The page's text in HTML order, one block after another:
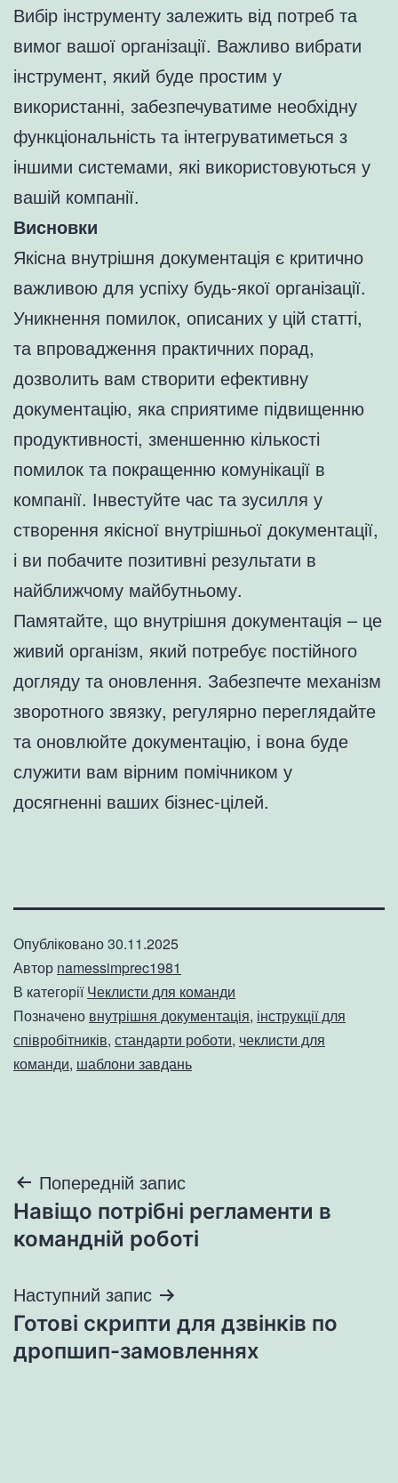
Вибір інструменту залежить від потреб та
вимог вашої організації. Важливо вибрати
інструмент, який буде простим у
використанні, забезпечуватиме необхідну
функціональність та інтегруватиметься з
іншими системами, які використовуються у
вашій компанії.
Висновки
Якісна внутрішня документація є критично
важливою для успіху будь-якої організації.
Уникнення помилок, описаних у цій статті,
та впровадження практичних порад,
дозволить вам створити ефективну
документацію, яка сприятиме підвищенню
продуктивності, зменшенню кількості
помилок та покращенню комунікації в
компанії. Інвестуйте час та зусилля у
створення якісної внутрішньої документації,
і ви побачите позитивні результати в
найближчому майбутньому.
Памятайте, що внутрішня документація – це
живий організм, який потребує постійного
догляду та оновлення. Забезпечте механізм
зворотного звязку, регулярно переглядайте
та оновлюйте документацію, і вона буде
служити вам вірним помічником у
досягненні ваших бізнес-цілей.
Опубліковано30.11.2025
Автор namessimprec1981
В категоріїЧеклисти для команди
Позначено внутрішня документація, інструкції для
співробітників, стандарти роботи, чеклисти для
команди, шаблони завдань
Навігація
записів
Попередній запис
Навіщо потрібні регламенти в
командній роботі
Наступний запис
Готові скрипти для дзвінків по
дропшип-замовленнях